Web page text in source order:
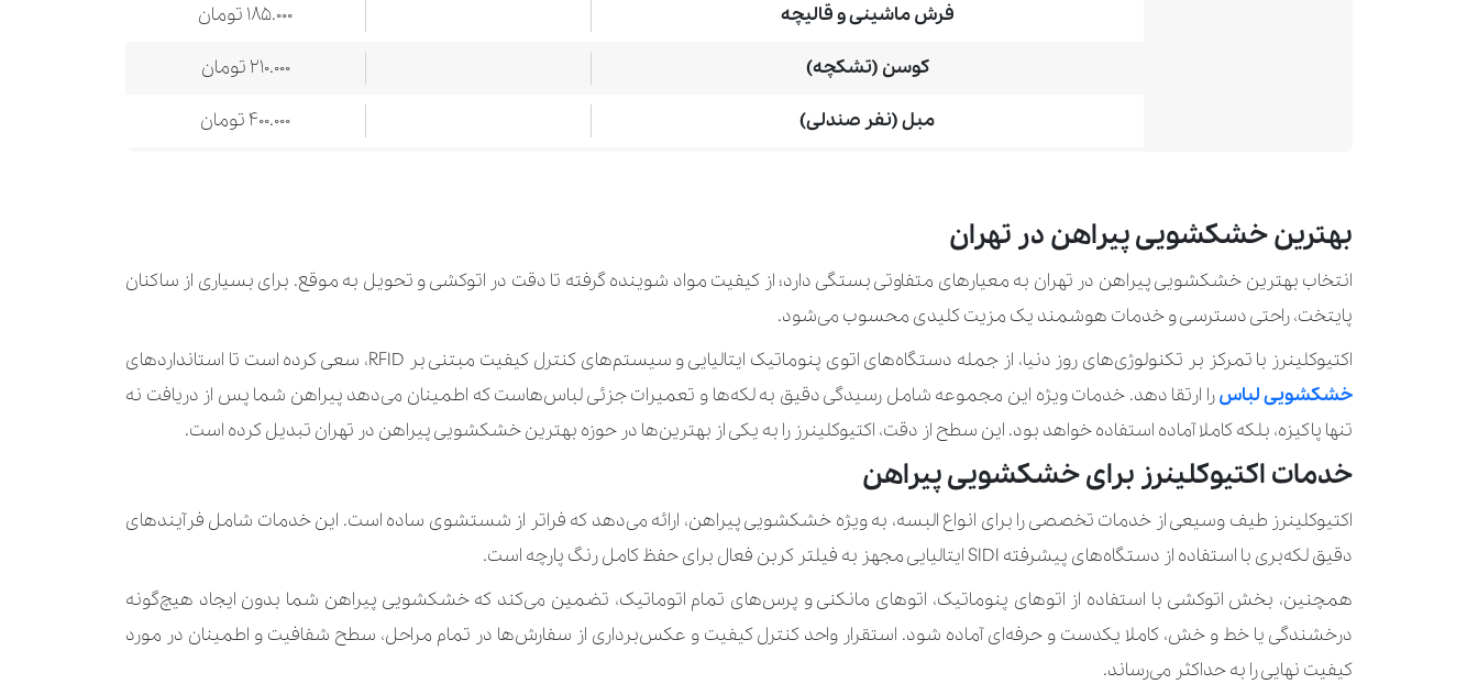
فرش ماشینی و قالیچه 185.000 تومان
کوسن (تشکچه) 210.000 تومان
مبل (نفر صندلی) 400.000 تومان
نیمکت میز ناهارخوری (۱۰۰ سانتی‌متر) 400.000 تومان
نیمکت میز ناهارخوری (۵۰ سانتی‌متر)
آغوشی کودک 350.000 تومان
پتو کودک 560.000 تومان
تشک کودک
صندلی کودک و کریر
عروسک بزرگ 1.120.000 تومان
عروسک معمولی 340.000 تومان
بهترین خشکشویی پیراهن در تهران
انتخاب بهترین خشکشویی پیراهن در تهران به معیارهای متفاوتی بستگی دارد؛ از کیفیت مواد شوینده گرفته تا دقت در اتوکشی و تحویل به موقع. برای بسیاری از ساکنان
پایتخت، راحتی دسترسی و خدمات هوشمند یک مزیت کلیدی محسوب می‌شود.
اکتیوکلینرز با تمرکز بر تکنولوژی‌های روز دنیا، از جمله دستگاه‌های اتوی پنوماتیک ایتالیایی و سیستم‌های کنترل کیفیت مبتنی بر RFID، سعی کرده است تا استانداردهای
خشکشویی لباسرا ارتقا دهد. خدمات ویژه این مجموعه شامل رسیدگی دقیق به لکه‌ها و تعمیرات جزئی لباس‌هاست که اطمینان می‌دهد پیراهن شما پس از دریافت نه
تنها پاکیزه، بلکه کاملا آماده استفاده خواهد بود. این سطح از دقت، اکتیوکلینرز را به یکی از بهترین‌ها در حوزه بهترین خشکشویی پیراهن در تهران تبدیل کرده است.
خدمات اکتیوکلینرز برای خشکشویی پیراهن
اکتیوکلینرز طیف وسیعی از خدمات تخصصی را برای انواع البسه، به ویژه خشکشویی پیراهن، ارائه می‌دهد که فراتر از شستشوی ساده است. این خدمات شامل فرآیندهای
دقیق لکه‌بری با استفاده از دستگاه‌های پیشرفته SIDI ایتالیایی مجهز به فیلتر کربن فعال برای حفظ کامل رنگ پارچه است.
همچنین، بخش اتوکشی با استفاده از اتوهای پنوماتیک، اتوهای مانکنی و پرس‌های تمام اتوماتیک، تضمین می‌کند که خشکشویی پیراهن شما بدون ایجاد هیچ‌گونه
درخشندگی یا خط و خش، کاملا یکدست و حرفه‌ای آماده شود. استقرار واحد کنترل کیفیت و عکس‌برداری از سفارش‌ها در تمام مراحل، سطح شفافیت و اطمینان در مورد
کیفیت نهایی را به حداکثر می‌رساند.